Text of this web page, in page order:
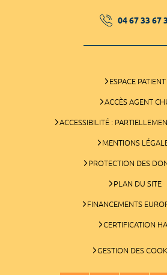
04 67 33 67
ESPACE PATIENT
ACCÈS AGENT
ACCESSIBILITÉ :
MENTIONS
PROTECTION DES
PLAN DU SITE
FINANCEMENTS
CERTIFICATION
GESTION DES